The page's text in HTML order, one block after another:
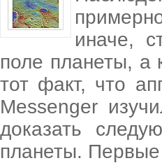
иначе,
поле планеты, а
тот факт, что
Messenger
доказать
планеты.